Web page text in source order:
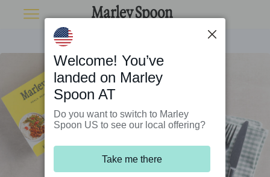
Welcome! You’ve
landed on Marley
Spoon AT
Do you want to switch to Marley
Spoon US to see our local offering?
Take me there